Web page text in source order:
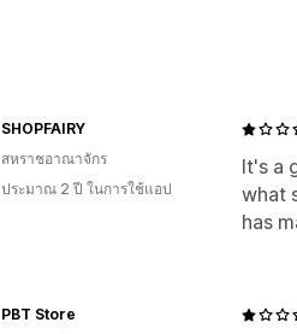
It's a
what
has
SHOPFAIRY
สหราชอาณาจักร
ประมาณ 2 ปี ในการใช้แอป
PBT Store